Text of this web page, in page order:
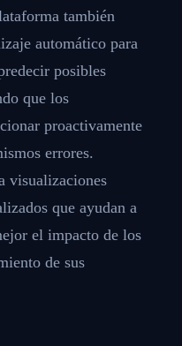
también
automático para
posibles
que los
proactivamente
errores.
visualizaciones
que ayudan a
el impacto de los
de sus